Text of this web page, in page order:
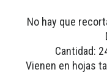
No hay que
Cantidad:
Vienen en hojas